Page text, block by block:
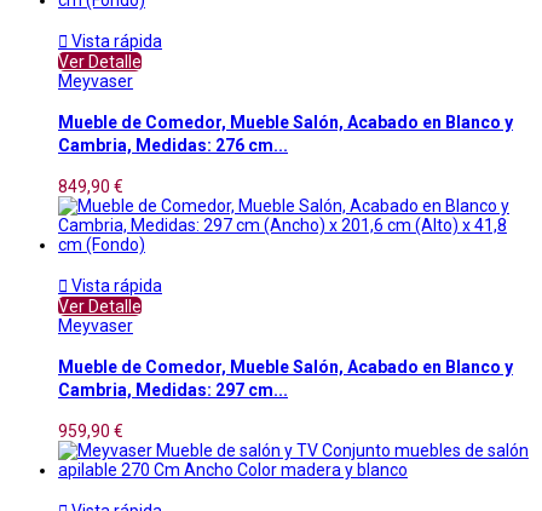
 Vista rápida
Ver Detalle
Meyvaser
Mueble de Comedor, Mueble Salón, Acabado en Blanco y
Cambria, Medidas: 276 cm...
849,90 €
 Vista rápida
Ver Detalle
Meyvaser
Mueble de Comedor, Mueble Salón, Acabado en Blanco y
Cambria, Medidas: 297 cm...
959,90 €